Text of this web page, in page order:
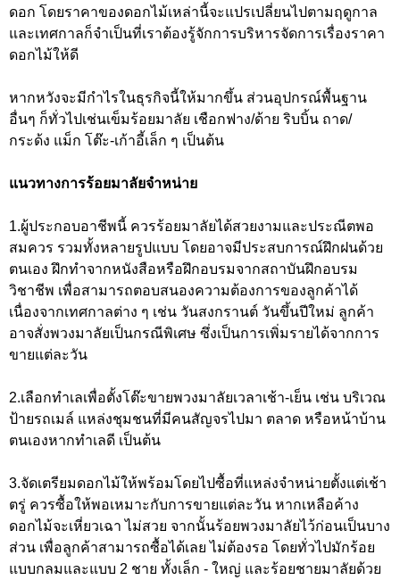
ดอก โดยราคาของดอกไม้เหล่านี้จะแปรเปลี่ยนไปตามฤดูกาล
และเทศกาลก็จำเป็นที่เราต้องรู้จักการบริหารจัดการเรื่องราคา
ดอกไม้ให้ดี
หากหวังจะมีกำไรในธุรกิจนี้ให้มากขึ้น ส่วนอุปกรณ์พื้นฐาน
อื่นๆ ก็ทั่วไปเช่นเข็มร้อยมาลัย เชือกฟาง/ด้าย ริบบิ้น ถาด/
กระด้ง แม็ก โต๊ะ-เก้าอี้เล็ก ๆ เป็นต้น
แนวทางการร้อยมาลัยจำหน่าย
1.ผู้ประกอบอาชีพนี้ ควรร้อยมาลัยได้สวยงามและประณีตพอ
สมควร รวมทั้งหลายรูปแบบ โดยอาจมีประสบการณ์ฝึกฝนด้วย
ตนเอง ฝึกทำจากหนังสือหรือฝึกอบรมจากสถาบันฝึกอบรม
วิชาชีพ เพื่อสามารถตอบสนองความต้องการของลูกค้าได้
เนื่องจากเทศกาลต่าง ๆ เช่น วันสงกรานต์ วันขึ้นปีใหม่ ลูกค้า
อาจสั่งพวงมาลัยเป็นกรณีพิเศษ ซึ่งเป็นการเพิ่มรายได้จากการ
ขายแต่ละวัน
2.เลือกทำเลเพื่อตั้งโต๊ะขายพวงมาลัยเวลาเช้า-เย็น เช่น บริเวณ
ป้ายรถเมล์ แหล่งชุมชนที่มีคนสัญจรไปมา ตลาด หรือหน้าบ้าน
ตนเองหากทำเลดี เป็นต้น
3.จัดเตรียมดอกไม้ให้พร้อมโดยไปซื้อที่แหล่งจำหน่ายตั้งแต่เช้า
ตรู่ ควรซื้อให้พอเหมาะกับการขายแต่ละวัน หากเหลือค้าง
ดอกไม้จะเหี่ยวเฉา ไม่สวย จากนั้นร้อยพวงมาลัยไว้ก่อนเป็นบาง
ส่วน เพื่อลูกค้าสามารถซื้อได้เลย ไม่ต้องรอ โดยทั่วไปมักร้อย
แบบกลมและแบบ 2 ชาย ทั้งเล็ก - ใหญ่ และร้อยชายมาลัยด้วย